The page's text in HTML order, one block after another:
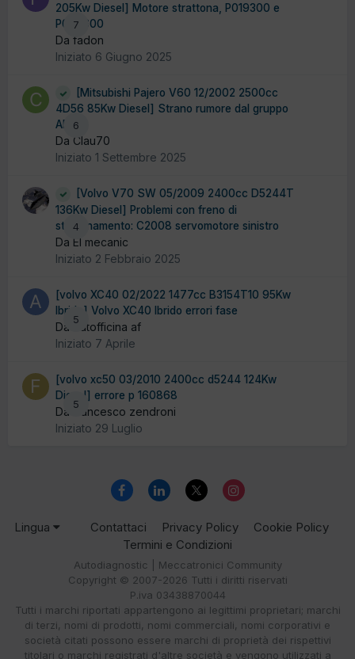
7
205Kw Diesel] Motore strattona, P019300 e
P06a600
Da fadon
Iniziato 6 Giugno 2025
6
[Mitsubishi Pajero V60 12/2002 2500cc
4D56 85Kw Diesel] Strano rumore dal gruppo
ABS
Da Clau70
Iniziato 1 Settembre 2025
4
[Volvo V70 SW 05/2009 2400cc D5244T
136Kw Diesel] Problemi con freno di
stazionamento: C2008 servomotore sinistro
Da El mecanic
Iniziato 2 Febbraio 2025
5
[volvo XC40 02/2022 1477cc B3154T10 95Kw
Ibrida] Volvo XC40 Ibrido errori fase
Da Autofficina af
Iniziato 7 Aprile
5
[volvo xc50 03/2010 2400cc d5244 124Kw
Diesel] errore p 160868
Da francesco zendroni
Iniziato 29 Luglio
Lingua Contattaci Privacy Policy
Cookie Policy
Termini e Condizioni
Autodiagnostic | Meccatronici Community
Copyright © 2007-2026 Tutti i diritti riservati
P.iva 03438870044
Tutti i marchi riportati appartengono ai legittimi proprietari; marchi
di terzi, nomi di prodotti, nomi commerciali, nomi corporativi e
società citati possono essere marchi di proprietà dei rispettivi
titolari o marchi registrati d'altre società e vengono utilizzati a